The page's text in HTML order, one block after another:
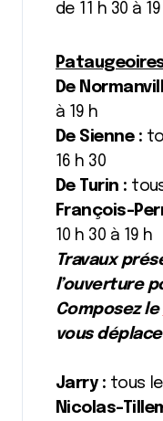
de 11 h 30 à
De
à 19 h
De Sienne :
16 h 30
De Turin :
François-
10 h 30 à 19 h
Travaux
l’ouverture
Composez le
vous
Jarry : tous
Nicolas-